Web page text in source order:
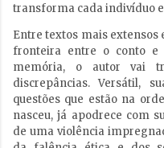
transforma cada indivíduo
Entre textos mais extensos
fronteira entre o conto e
memória, o autor vai
discrepâncias. Versátil,
questões que estão na
nasceu, já apodrece com
de uma violência